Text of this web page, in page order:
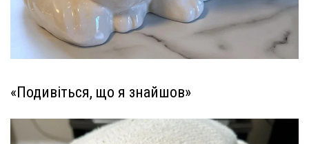
«Подивіться, що я знайшов»